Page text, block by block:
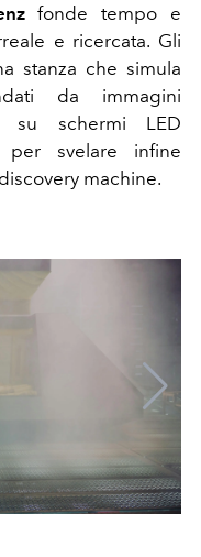
fonde tempo e
e ricercata. Gli
stanza che simula
da immagini
su schermi LED
per svelare infine
machine.